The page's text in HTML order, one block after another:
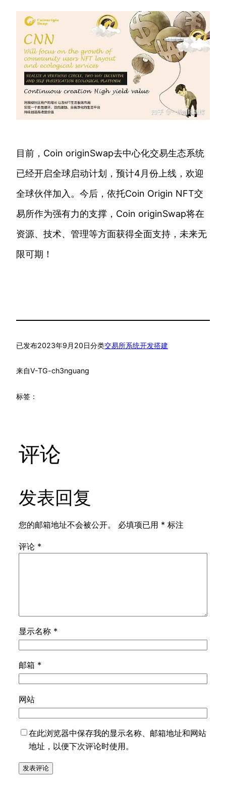
目前，Coin originSwap去中心化交易生态系统
已经开启全球启动计划，预计4月份上线，欢迎
全球伙伴加入。今后，依托Coin Origin NFT交
易所作为强有力的支撑，Coin originSwap将在
资源、技术、管理等方面获得全面支持，未来无
限可期！
已发布2023年9月20日分类交易所系统开发搭建
来自V-TG-ch3nguang
标签：
评论
发表回复
您的邮箱地址不会被公开。 必填项已用 * 标注
评论 *
显示名称 *
邮箱 *
网站
在此浏览器中保存我的显示名称、邮箱地址和网站
地址，以便下次评论时使用。